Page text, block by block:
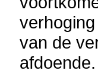
van de
afdoende.